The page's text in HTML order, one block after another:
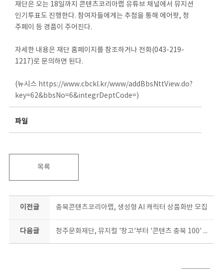
재단은 오는 18일까지 콘텐츠코리아랩 유튜브 채널에서 뮤지션
인기투표도 진행한다. 참여자들에게는 추첨을 통해 에어팟, 청
주페이 등 경품이 주어진다.
자세한 내용은 재단 홈페이지를 참조하거나 전화(043-219-
1217)로 문의하면 된다.
(뉴시스 https://www.cbckl.kr/www/addBbsNttView.do?
key=62&bbsNo=6&integrDeptCode=)
파일
목록
이전글 충북콘텐츠코리아랩, 생성형 AI 캐릭터 상품화반 모집
다음글 청주문화재단, 뮤지컬 '창고'부터 '콘텐츠 충북 100' 북콘서트까지